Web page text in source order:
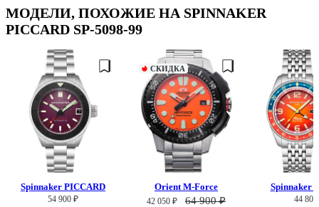
МОДЕЛИ, ПОХОЖИЕ НА SPINNAKER
PICCARD SP-5098-99
Spinnaker PICCARD
54 900 ₽
СКИДКА
Orient M-Force
42 050 ₽ 64 900 ₽
Spinnaker
44